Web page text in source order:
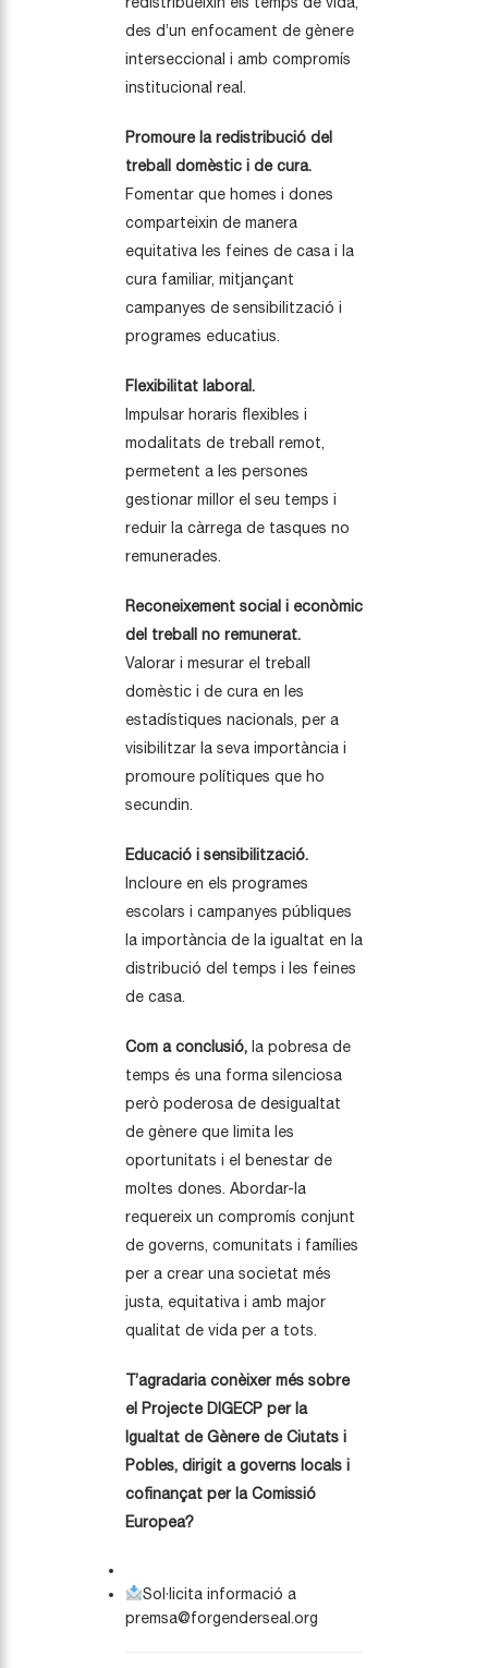
des d’un enfocament de gènere
interseccional i amb compromís
institucional real.
Promoure la redistribució del
treball domèstic i de cura.
Fomentar que homes i dones
comparteixin de manera
equitativa les feines de casa i la
cura familiar, mitjançant
campanyes de sensibilització i
programes educatius.
Flexibilitat laboral.
Impulsar horaris flexibles i
modalitats de treball remot,
permetent a les persones
gestionar millor el seu temps i
reduir la càrrega de tasques no
remunerades.
Reconeixement social i econòmic
del treball no remunerat.
Valorar i mesurar el treball
domèstic i de cura en les
estadístiques nacionals, per a
visibilitzar la seva importància i
promoure polítiques que ho
secundin.
Educació i sensibilització.
Incloure en els programes
escolars i campanyes públiques
la importància de la igualtat en la
distribució del temps i les feines
de casa.
Com a conclusió, la pobresa de
temps és una forma silenciosa
però poderosa de desigualtat
de gènere que limita les
oportunitats i el benestar de
moltes dones. Abordar-la
requereix un compromís conjunt
de governs, comunitats i famílies
per a crear una societat més
justa, equitativa i amb major
qualitat de vida per a tots.
T’agradaria conèixer més sobre
el Projecte DIGECP per la
Igualtat de Gènere de Ciutats i
Pobles, dirigit a governs locals i
cofinançat per la Comissió
Europea?
Sol·licita informació a
premsa@forgenderseal.org